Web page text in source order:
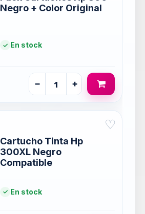
Negro + Color Original
En stock
− +
♡
Cartucho Tinta Hp
300XL Negro
Compatible
En stock